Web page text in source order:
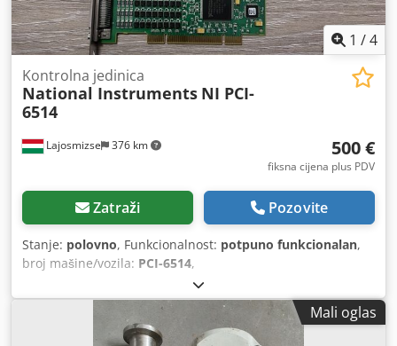
1 /4
Lajosmizse 376 km
Kontrolna jedinica
National Instruments NI PCI-
6514
500 €
fiksna cijena plus PDV
Zatraži Pozovite
Stanje: polovno, Funkcionalnost: potpuno funkcionalan,
broj mašine/vozila: PCI-6514,
Mali oglas